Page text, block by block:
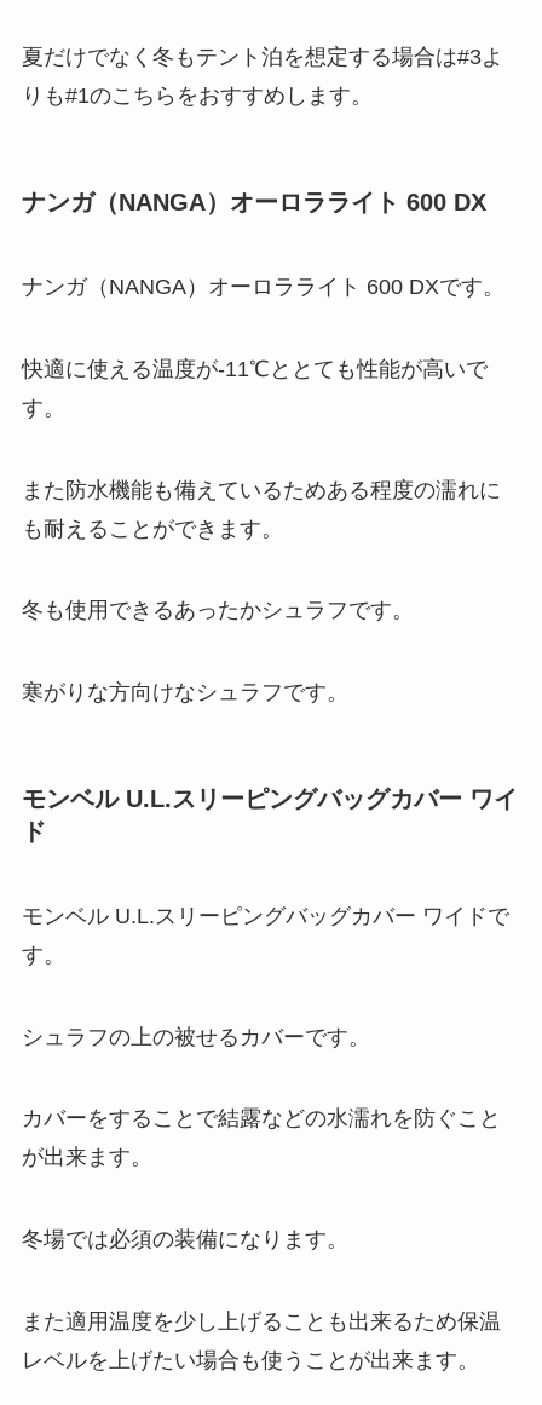
夏だけでなく冬もテント泊を想定する場合は#3よ
りも#1のこちらをおすすめします。
ナンガ（NANGA）オーロラライト 600 DX
ナンガ（NANGA）オーロラライト 600 DXです。
快適に使える温度が-11℃ととても性能が高いで
す。
また防水機能も備えているためある程度の濡れに
も耐えることができます。
冬も使用できるあったかシュラフです。
寒がりな方向けなシュラフです。
モンベル U.L.スリーピングバッグカバー ワイ
ド
モンベル U.L.スリーピングバッグカバー ワイドで
す。
シュラフの上の被せるカバーです。
カバーをすることで結露などの水濡れを防ぐこと
が出来ます。
冬場では必須の装備になります。
また適用温度を少し上げることも出来るため保温
レベルを上げたい場合も使うことが出来ます。